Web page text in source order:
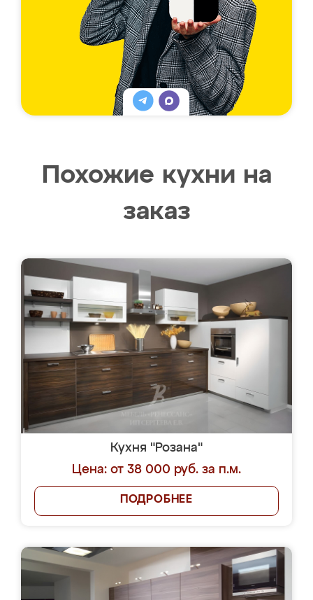
Похожие кухни на
заказ
Кухня "Розана"
Цена: от 38 000 руб. за п.м.
ПОДРОБНЕЕ